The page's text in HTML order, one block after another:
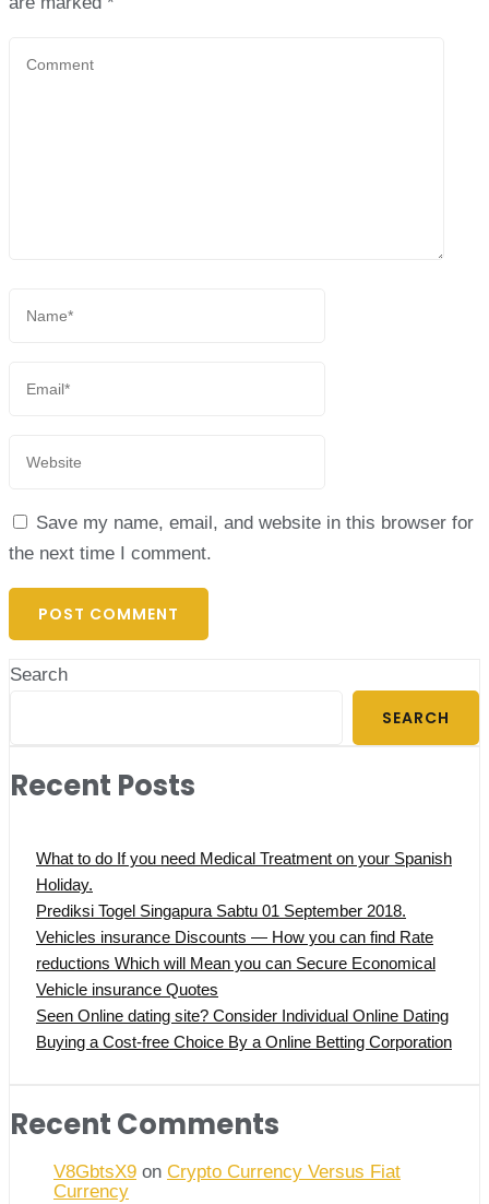
Save my name, email, and website in this browser for
the next time I comment.
Search
SEARCH
Recent Posts
What to do If you need Medical Treatment on your Spanish
Holiday.
Prediksi Togel Singapura Sabtu 01 September 2018.
Vehicles insurance Discounts — How you can find Rate
reductions Which will Mean you can Secure Economical
Vehicle insurance Quotes
Seen Online dating site? Consider Individual Online Dating
Buying a Cost-free Choice By a Online Betting Corporation
Recent Comments
V8GbtsX9 on Crypto Currency Versus Fiat
Currency